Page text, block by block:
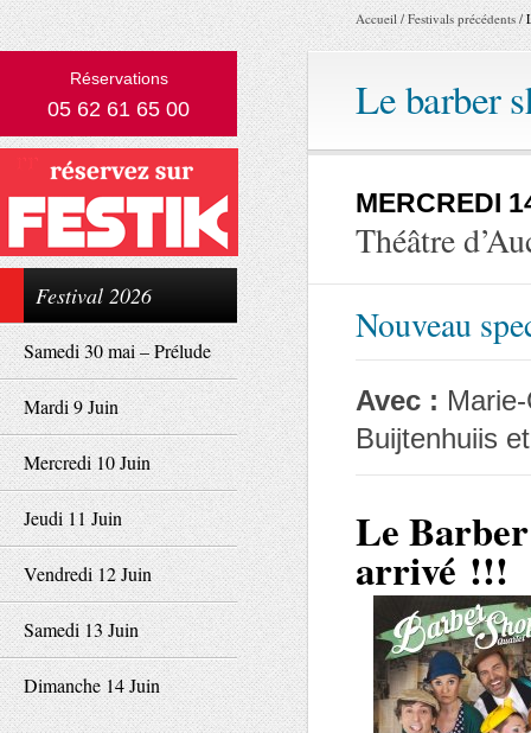
Réservations
05 62 61 65 00
Festival 2026
Samedi 30 mai – Prélude
Mardi 9 Juin
Mercredi 10 Juin
Jeudi 11 Juin
Vendredi 12 Juin
Samedi 13 Juin
Dimanche 14 Juin
Accueil /Festivals précédents /
Le barber
MERCREDI
Théâtre
Nouveau
Avec :
Buijtenhuiis
Le
arrivé !!!